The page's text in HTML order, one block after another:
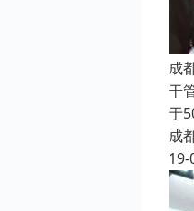
成
干
于
成
19-